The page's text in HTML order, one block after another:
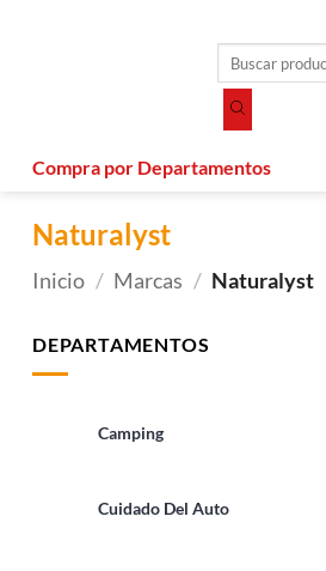
productos
Compra por Departamentos
Naturalyst
Inicio / Marcas / Naturalyst
DEPARTAMENTOS
Camping
Cuidado Del Auto